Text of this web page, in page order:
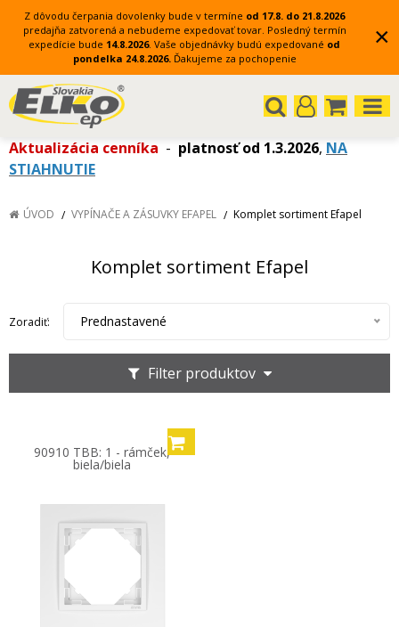
Z dôvodu čerpania dovolenky bude v termíne od 17.8. do 21.8.2026
predajňa zatvorená a nebudeme expedovať tovar. Posledný termín
expedície bude 14.8.2026. Vaše objednávky budú expedované od
pondelka 24.8.2026. Ďakujeme za pochopenie
×
Aktualizácia cenníka - platnosť od 1.3.2026, NA
STIAHNUTIE
ÚVOD VYPÍNAČE A ZÁSUVKY EFAPEL Komplet sortiment Efapel
Komplet sortiment Efapel
Filter produktov
Zoradiť: Prednastavené
90910 TBB: 1 - rámček,
biela/biela